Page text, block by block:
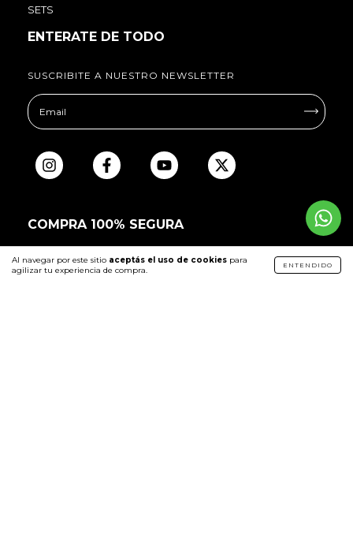
Al navegar por este sitio aceptás el uso de cookies para
agilizar tu experiencia de compra.
ENTENDIDO
SETS
ENTERATE DE TODO
SUSCRIBITE A NUESTRO NEWSLETTER
COMPRA 100% SEGURA